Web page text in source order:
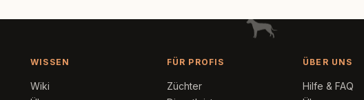
WISSEN
Wiki
FÜR PROFIS
Züchter
ÜBER UNS
Hilfe & FAQ